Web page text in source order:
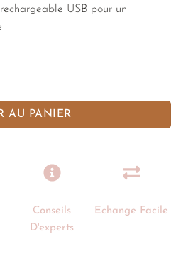
USB pour un
AU PANIER
Conseils
D'experts
Echange Facile